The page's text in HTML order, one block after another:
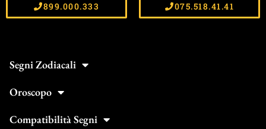
899.000.333 075.518.41.41
Segni Zodiacali
Oroscopo
Compatibilità Segni